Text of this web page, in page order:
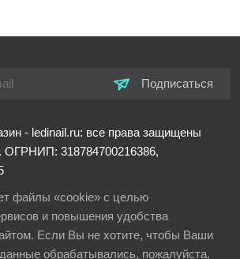
Подписаться
- ledinail.ru: все права защищены
ОГРНИП: 318784700216386,
файлы «cookie» с целью
и повышения удобства
Если Вы не хотите, чтобы Ваши
обрабатывались, пожалуйста,